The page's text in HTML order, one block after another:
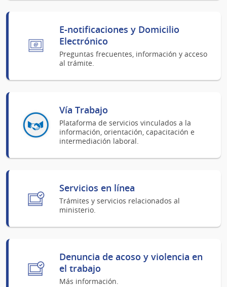
E-notificaciones y Domicilio
Electrónico
Preguntas frecuentes, información y acceso
al trámite.
Vía Trabajo
Plataforma de servicios vinculados a la
información, orientación, capacitación e
intermediación laboral.
Servicios en línea
Trámites y servicios relacionados al
ministerio.
Denuncia de acoso y violencia en
el trabajo
Más información.